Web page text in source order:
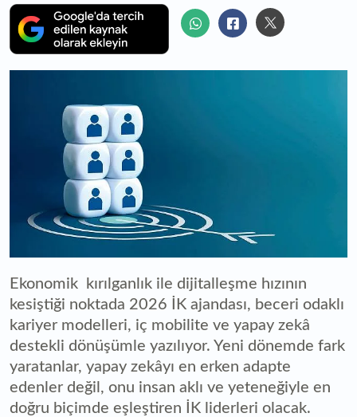
Ekonomik kırılganlık ile dijitalleşme hızının
kesiştiği noktada 2026 İK ajandası, beceri odaklı
kariyer modelleri, iç mobilite ve yapay zekâ
destekli dönüşümle yazılıyor. Yeni dönemde fark
yaratanlar, yapay zekâyı en erken adapte
edenler değil, onu insan aklı ve yeteneğiyle en
doğru biçimde eşleştiren İK liderleri olacak.